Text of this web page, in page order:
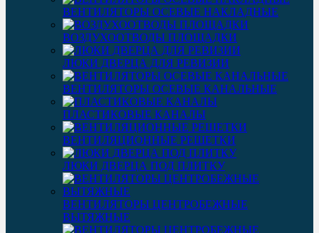
ВЕНТИЛЯТОРЫ ОСЕВЫЕ НАКЛАДНЫЕ
ВОЗДУХООТВОДЫ ПЛОЩАДКИ
ЛЮКИ ДВЕРЦА ДЛЯ РЕВИЗИИ
ВЕНТИЛЯТОРЫ ОСЕВЫЕ КАНАЛЬНЫЕ
ПЛАСТИКОВЫЕ КАНАЛЫ
ВЕНТИЛЯЦИОННЫЕ РЕШЕТКИ
ЛЮКИ ДВЕРЦА ПОД ПЛИТКУ
ВЕНТИЛЯТОРЫ ЦЕНТРОБЕЖНЫЕ
ВЫТЯЖНЫЕ